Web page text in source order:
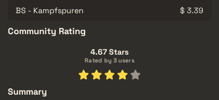
BS - Kampfspuren
$ 3.39
Community Rating
4.67 Stars
Rated by 3 users
Summary